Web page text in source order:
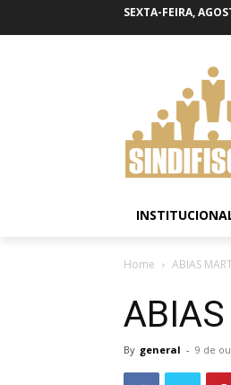
SEXTA-FEIRA,
Home ABIAS
By general - 9 de